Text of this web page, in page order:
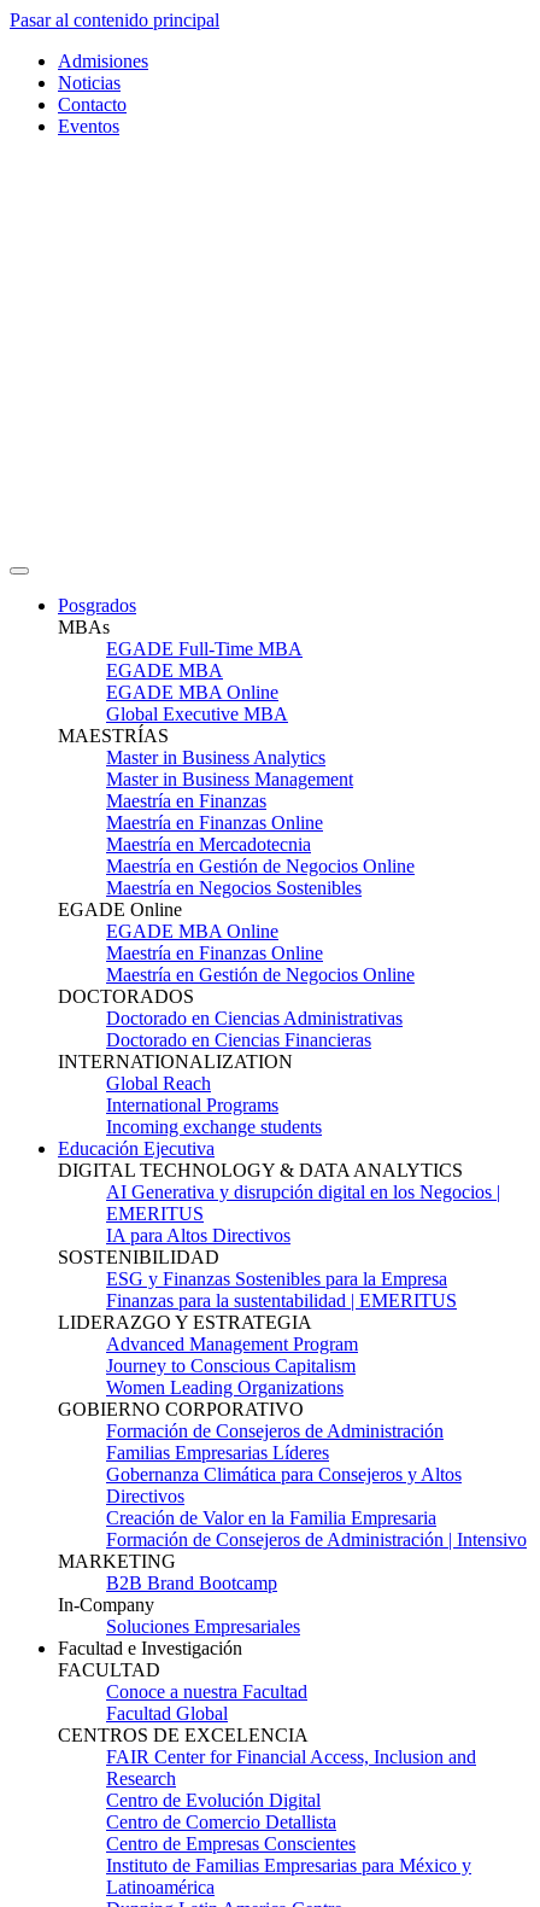
Pasar al contenido principal
Admisiones
Noticias
Contacto
Eventos
Posgrados
MBAs
EGADE Full-Time MBA
EGADE MBA
EGADE MBA Online
Global Executive MBA
MAESTRÍAS
Master in Business Analytics
Master in Business Management
Maestría en Finanzas
Maestría en Finanzas Online
Maestría en Mercadotecnia
Maestría en Gestión de Negocios Online
Maestría en Negocios Sostenibles
EGADE Online
EGADE MBA Online
Maestría en Finanzas Online
Maestría en Gestión de Negocios Online
DOCTORADOS
Doctorado en Ciencias Administrativas
Doctorado en Ciencias Financieras
INTERNATIONALIZATION
Global Reach
International Programs
Incoming exchange students
Educación Ejecutiva
DIGITAL TECHNOLOGY & DATA ANALYTICS
AI Generativa y disrupción digital en los Negocios |
EMERITUS
IA para Altos Directivos
SOSTENIBILIDAD
ESG y Finanzas Sostenibles para la Empresa
Finanzas para la sustentabilidad | EMERITUS
LIDERAZGO Y ESTRATEGIA
Advanced Management Program
Journey to Conscious Capitalism
Women Leading Organizations
GOBIERNO CORPORATIVO
Formación de Consejeros de Administración
Familias Empresarias Líderes
Gobernanza Climática para Consejeros y Altos
Directivos
Creación de Valor en la Familia Empresaria
Formación de Consejeros de Administración | Intensivo
MARKETING
B2B Brand Bootcamp
In-Company
Soluciones Empresariales
Facultad e Investigación
FACULTAD
Conoce a nuestra Facultad
Facultad Global
CENTROS DE EXCELENCIA
FAIR Center for Financial Access, Inclusion and
Research
Centro de Evolución Digital
Centro de Comercio Detallista
Centro de Empresas Conscientes
Instituto de Familias Empresarias para México y
Latinoamérica